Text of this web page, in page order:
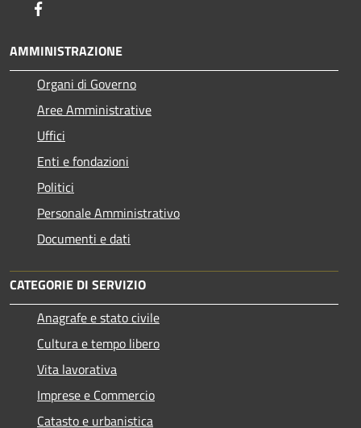
AMMINISTRAZIONE
Organi di Governo
Aree Amministrative
Uffici
Enti e fondazioni
Politici
Personale Amministrativo
Documenti e dati
CATEGORIE DI SERVIZIO
Anagrafe e stato civile
Cultura e tempo libero
Vita lavorativa
Imprese e Commercio
Catasto e urbanistica